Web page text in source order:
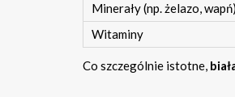
Minerały (np. żelazo, wapń)
Witaminy
Co szczególnie istotne,